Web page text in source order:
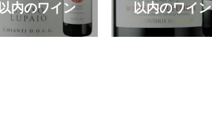
以内のワイン 以内のワイン